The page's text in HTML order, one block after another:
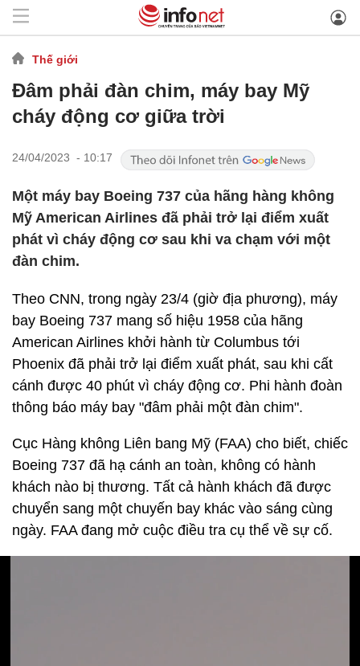
Thế giới
Đâm phải đàn chim, máy bay Mỹ
cháy động cơ giữa trời
24/04/2023 - 10:17
Một máy bay Boeing 737 của hãng hàng không
Mỹ American Airlines đã phải trở lại điểm xuất
phát vì cháy động cơ sau khi va chạm với một
đàn chim.
Theo CNN, trong ngày 23/4 (giờ địa phương), máy
bay Boeing 737 mang số hiệu 1958 của hãng
American Airlines khởi hành từ Columbus tới
Phoenix đã phải trở lại điểm xuất phát, sau khi cất
cánh được 40 phút vì cháy động cơ. Phi hành đoàn
thông báo máy bay "đâm phải một đàn chim".
Cục Hàng không Liên bang Mỹ (FAA) cho biết, chiếc
Boeing 737 đã hạ cánh an toàn, không có hành
khách nào bị thương. Tất cả hành khách đã được
chuyển sang một chuyến bay khác vào sáng cùng
ngày. FAA đang mở cuộc điều tra cụ thể về sự cố.